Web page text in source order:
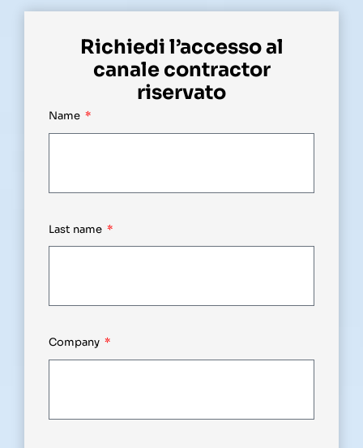
Richiedi l’accesso al
canale contractor
riservato
Name
Last name
Company